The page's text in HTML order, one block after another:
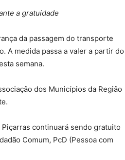
a gratuidade
da passagem do transporte
A medida passa a valer a partir do
semana.
dos Municípios da Região
continuará sendo gratuito
Comum, PcD (Pessoa com